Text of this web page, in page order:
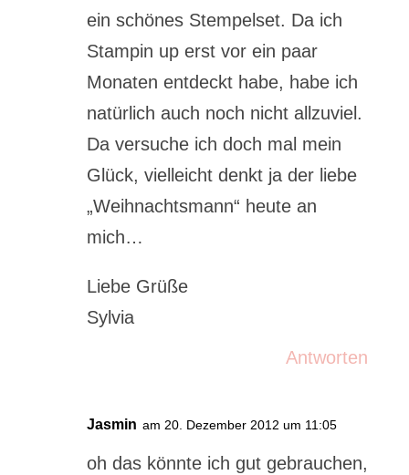
ein schönes Stempelset. Da ich
Stampin up erst vor ein paar
Monaten entdeckt habe, habe ich
natürlich auch noch nicht allzuviel.
Da versuche ich doch mal mein
Glück, vielleicht denkt ja der liebe
„Weihnachtsmann“ heute an
mich…
Liebe Grüße
Sylvia
Antworten
Jasmin am 20. Dezember 2012 um 11:05
oh das könnte ich gut gebrauchen,